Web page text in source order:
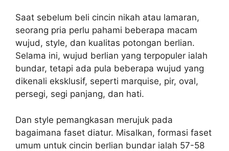
Saat sebelum beli cincin nikah atau lamaran,
seorang pria perlu pahami beberapa macam
wujud, style, dan kualitas potongan berlian.
Selama ini, wujud berlian yang terpopuler ialah
bundar, tetapi ada pula beberapa wujud yang
dikenali eksklusif, seperti marquise, pir, oval,
persegi, segi panjang, dan hati.
Dan style pemangkasan merujuk pada
bagaimana faset diatur. Misalkan, formasi faset
umum untuk cincin berlian bundar ialah 57-58